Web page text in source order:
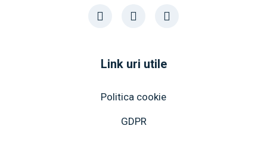
Link uri utile
Politica cookie
GDPR